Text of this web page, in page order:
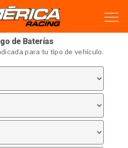
de Baterías
para tu tipo de vehículo.